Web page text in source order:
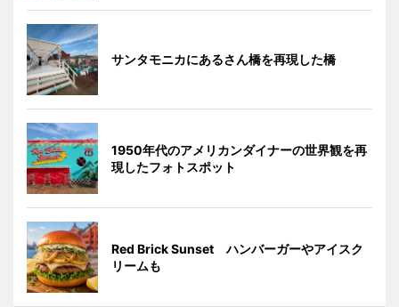
サンタモニカにあるさん橋を再現した橋
1950年代のアメリカンダイナーの世界観を再
現したフォトスポット
Red Brick Sunset ハンバーガーやアイスク
リームも